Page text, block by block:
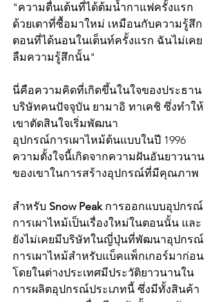
"ความตื่นเต้นที่ได้ต้มน้ำกาแฟครั้งแรก
ด้วยเตาที่ซื้อมาใหม่ เหมือนกับความรู้สึก
ตอนที่ได้นอนในเต็นท์ครั้งแรก ฉันไม่เคย
ลืมความรู้สึกนั้น"
นี่คือความคิดที่เกิดขึ้นในใจของประธาน
บริษัทคนปัจจุบัน ยามาอิ ทาเคชิ ซึ่งทำให้
เขาตัดสินใจเริ่มพัฒนา
อุปกรณ์การเผาไหม้ต้นแบบในปี 1996
ความตั้งใจนี้เกิดจากความฝันอันยาวนาน
ของเขาในการสร้างอุปกรณ์ที่มีคุณภาพ
สำหรับ Snow Peak การออกแบบอุปกรณ์
การเผาไหม้เป็นเรื่องใหม่ในตอนนั้น และ
ยังไม่เคยมีบริษัทในญี่ปุ่นที่พัฒนาอุปกรณ์
การเผาไหม้สำหรับแบ็คแพ็กเกอร์มาก่อน
โดยในต่างประเทศมีประวัติยาวนานใน
การผลิตอุปกรณ์ประเภทนี้ ซึ่งมีทั้งสินค้า